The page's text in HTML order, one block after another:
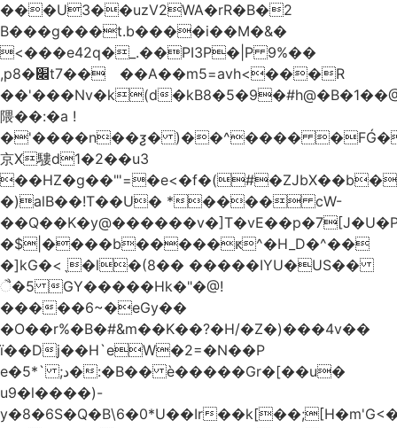
���U3��uzV2WA�rR�B�2
B���g���t.b����i��M�&�
<���e42q�_.��PI3P�|P 9%��
,p8�׌t7��𥉉��A��m5=avh<���R
��'���Nv�k(d
隈��:�a !
�'����n��ƺ� )��^����
京X䮫d1�2��u3
�)alB��!T��U� *���� cW-
�$|����b�����ԟ^�H_D�^��
�]kG�<ˎ�l�(8�� �����IYU�US��
ૈ�5 GY�����Hk�"�@!
�����6~�eGy��
�O��r%�B�#&m��K��?�H/�Z�)���4v��
ї��Dj��H`eW�2=�N��P
e�5*` ;د�:�B�� è�����Gr�[��u�
u9�l����)-
y�8�6S�Q�B\6�0*U��Ir